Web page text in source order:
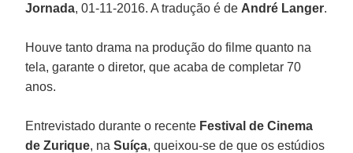
Jornada, 01-11-2016. A tradução é de André Langer.
Houve tanto drama na produção do filme quanto na
tela, garante o diretor, que acaba de completar 70
anos.
Entrevistado durante o recente Festival de Cinema
de Zurique, naSuíça, queixou-se de que os estúdios